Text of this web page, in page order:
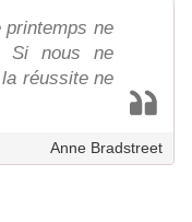
ne
Si nous ne
réussite ne
Anne Bradstreet